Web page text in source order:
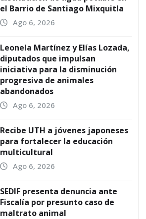
el Barrio de Santiago Mixquitla
Ago 6, 2026
Leonela Martínez y Elías Lozada,
diputados que impulsan
iniciativa para la disminución
progresiva de animales
abandonados
Ago 6, 2026
Recibe UTH a jóvenes japoneses
para fortalecer la educación
multicultural
Ago 6, 2026
SEDIF presenta denuncia ante
Fiscalía por presunto caso de
maltrato animal